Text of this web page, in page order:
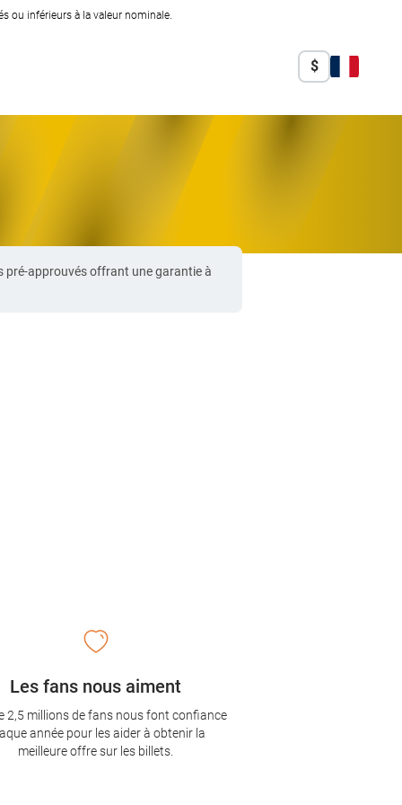
ou inférieurs à la valeur nominale.
$
pré-approuvés offrant une garantie à
Les fans nous aiment
2,5 millions de fans nous font confiance
année pour les aider à obtenir la
meilleure offre sur les billets.